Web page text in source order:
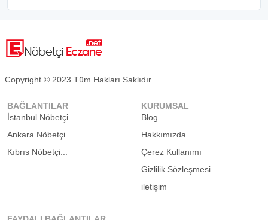
Copyright © 2023 Tüm Hakları Saklıdır.
BAĞLANTILAR
İstanbul Nöbetçi...
Ankara Nöbetçi...
Kıbrıs Nöbetçi...
KURUMSAL
Blog
Hakkımızda
Çerez Kullanımı
Gizlilik Sözleşmesi
iletişim